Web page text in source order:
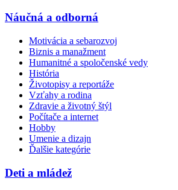
Náučná a odborná
Motivácia a sebarozvoj
Biznis a manažment
Humanitné a spoločenské vedy
História
Životopisy a reportáže
Vzťahy a rodina
Zdravie a životný štýl
Počítače a internet
Hobby
Umenie a dizajn
Ďalšie kategórie
Deti a mládež